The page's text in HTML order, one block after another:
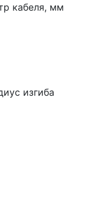
кабеля, мм
изгиба